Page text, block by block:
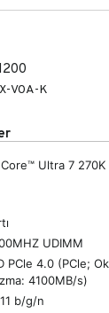
V0A-K
Ultra 7 270K
UDIMM
PCle 4.0 (PCle;
4100MB/s)
b/g/n